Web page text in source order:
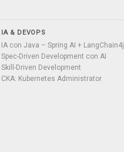
IA & DEVOPS
IA con Java – Spring AI + LangChain4j
Spec-Driven Development con AI
Skill-Driven Development
CKA: Kubernetes Administrator